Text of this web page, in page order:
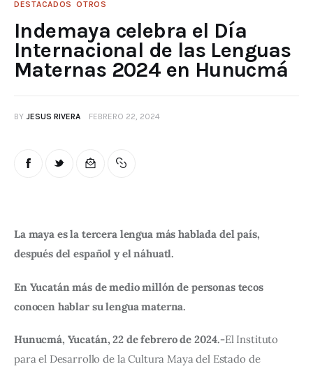
DESTACADOS OTROS
Indemaya celebra el Día
Internacional de las Lenguas
Maternas 2024 en Hunucmá
BY JESUS RIVERA FEBRERO 22, 2024
La maya es la tercera lengua más hablada del país,
después del español y el náhuatl.
En Yucatán más de medio millón de personas tecos
conocen hablar su lengua materna.
Hunucmá, Yucatán, 22 de febrero de 2024.-El Instituto
para el Desarrollo de la Cultura Maya del Estado de